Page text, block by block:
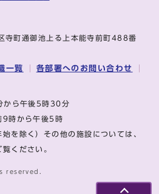
町通御池上る上本能寺前町488番
一覧 各部署へのお問い合わせ
から午後5時30分
9時から午後5時
始を除く）その他の施設については、
ください。
reserved.